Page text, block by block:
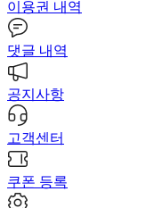
이용권 내역
댓글 내역
공지사항
고객센터
쿠폰 등록